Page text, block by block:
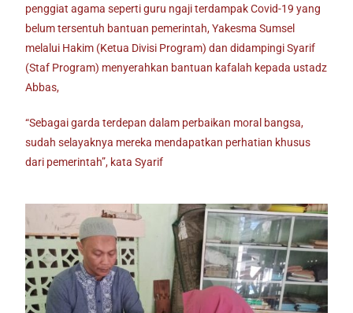
penggiat agama seperti guru ngaji terdampak Covid-19 yang
belum tersentuh bantuan pemerintah, Yakesma Sumsel
melalui Hakim (Ketua Divisi Program) dan didampingi Syarif
(Staf Program) menyerahkan bantuan kafalah kepada ustadz
Abbas,
“Sebagai garda terdepan dalam perbaikan moral bangsa,
sudah selayaknya mereka mendapatkan perhatian khusus
dari pemerintah”, kata Syarif